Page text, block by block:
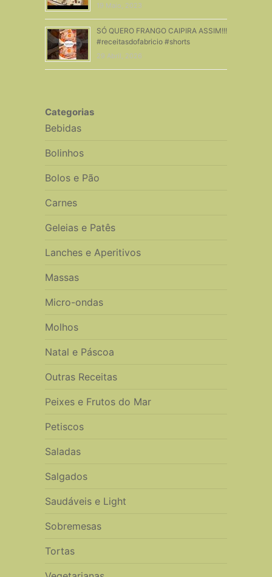
19 Maio, 2023
SÓ QUERO FRANGO CAIPIRA ASSIM!!!
#receitasdofabricio #shorts
29 Abril, 2026
Categorias
Bebidas
Bolinhos
Bolos e Pão
Carnes
Geleias e Patês
Lanches e Aperitivos
Massas
Micro-ondas
Molhos
Natal e Páscoa
Outras Receitas
Peixes e Frutos do Mar
Petiscos
Saladas
Salgados
Saudáveis e Light
Sobremesas
Tortas